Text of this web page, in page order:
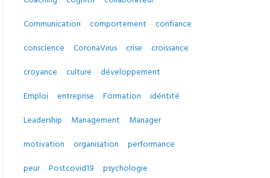
Communication
comportement
confiance
conscience
CoronaVirus crise
croissance
croyance
culture
développement
Emploi
entreprise Formation
idéntité
Leadership
Management
Manager
motivation
organisation
performance
peur
Postcovid19
psychologie